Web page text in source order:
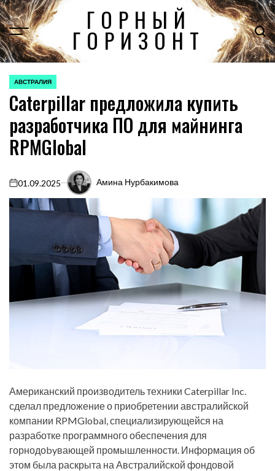
Перейти
к
содержимому
ГОРНЫЙ
ГОРИЗОНТ
ОПУБЛИКОВАНО
В
АВСТРАЛИЯ
Caterpillar предложила купить
разработчика ПО для майнинга
RPMGlobal
on
01.09.2025 Амина Нурбакимова
Американский производитель техники Caterpillar Inc.
сделал предложение о приобретении австралийской
компании RPMGlobal, специализирующейся на
разработке программного обеспечения для
горнодоbyвающей промышленности. Информация об
этом была раскрыта на Австралийской фондовой